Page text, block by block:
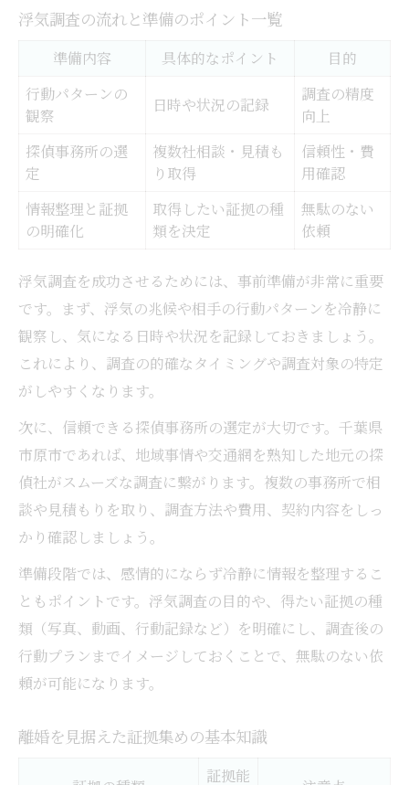
浮気調査で集めるべき証拠一覧表
自分でできる証拠収集と注意点
探偵活用で証拠の確実性を高める方法
浮気調査を依頼する前に準備したいこと
証拠保全のための失敗しないコツ
浮気調査の費用と証拠の重要ポイント解説
浮気調査の費用相場とプラン比較表
費用を抑えて証拠を集める工夫とは
証拠の質と費用のバランスを考える
離婚準備で見落としがちな費用ポイント
千葉県市原市で安心して証拠集めを始める方法
市原市で選ばれる浮気調査の特徴比較
安心できる浮気調査依頼の流れ
市原市で証拠集めを成功させる秘訣
浮気調査の無料相談を活用するメリット
証拠集めでよくある不安と対策方法
浮気調査の流れと準備のポイント一覧
準備内容 具体的なポイント
目的
行動パターンの
観察
日時や状況の記録
調査の精度
向上
探偵事務所の選
定
複数社相談・見積も
り取得
信頼性・費
用確認
情報整理と証拠
の明確化
取得したい証拠の種
類を決定
無駄のない
依頼
浮気調査を成功させるためには、事前準備が非常に重要
です。まず、浮気の兆候や相手の行動パターンを冷静に
観察し、気になる日時や状況を記録しておきましょう。
これにより、調査の的確なタイミングや調査対象の特定
がしやすくなります。
次に、信頼できる探偵事務所の選定が大切です。千葉県
市原市であれば、地域事情や交通網を熟知した地元の探
偵社がスムーズな調査に繋がります。複数の事務所で相
談や見積もりを取り、調査方法や費用、契約内容をしっ
かり確認しましょう。
準備段階では、感情的にならず冷静に情報を整理するこ
ともポイントです。浮気調査の目的や、得たい証拠の種
類（写真、動画、行動記録など）を明確にし、調査後の
行動プランまでイメージしておくことで、無駄のない依
頼が可能になります。
離婚を見据えた証拠集めの基本知識
証拠能